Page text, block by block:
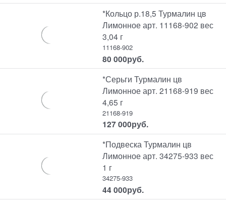
*Кольцо р.18,5 Турмалин цв
Лимонное арт. 11168-902 вес
3,04 г
11168-902
80 000руб.
*Серьги Турмалин цв
Лимонное арт. 21168-919 вес
4,65 г
21168-919
127 000руб.
*Подвеска Турмалин цв
Лимонное арт. 34275-933 вес
1 г
34275-933
44 000руб.